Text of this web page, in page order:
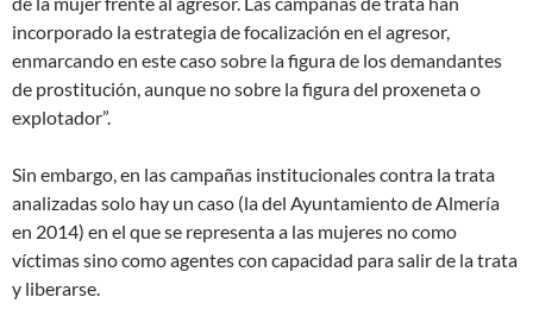
incorporado la estrategia de focalización en el agresor,
enmarcando en este caso sobre la figura de los demandantes
de prostitución, aunque no sobre la figura del proxeneta o
explotador”.
Sin embargo, en las campañas institucionales contra la trata
analizadas solo hay un caso (la del Ayuntamiento de Almería
en 2014) en el que se representa a las mujeres no como
víctimas sino como agentes con capacidad para salir de la trata
y liberarse.